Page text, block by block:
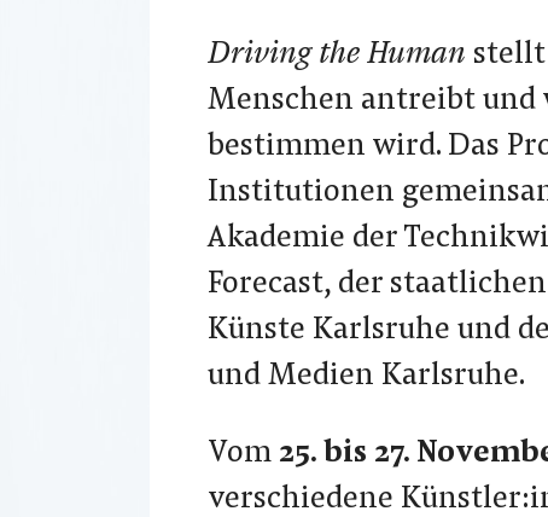
Driving the Human stellt
Menschen antreibt und
bestimmen wird. Das
Institutionen
Akademie der
Forecast, der
Künste Karlsruhe und
und Medien Karlsruhe.
Vom 25. bis 27.
verschiedene